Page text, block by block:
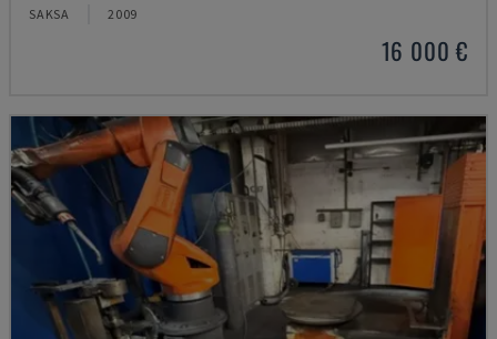
SAKSA 2009
16 000 €